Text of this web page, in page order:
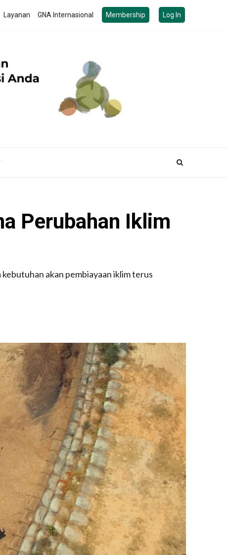
Layanan GNA Internasional Membership Log In
Perubahan Iklim
akan pembiayaan iklim terus